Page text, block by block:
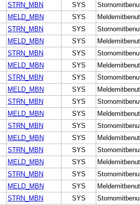
STRN_MBN SYS
MELD_MBN SYS
STRN_MBN SYS
MELD_MBN SYS
STRN_MBN SYS
MELD_MBN SYS
STRN_MBN SYS
MELD_MBN SYS
STRN_MBN SYS
MELD_MBN SYS
STRN_MBN SYS
MELD_MBN SYS
STRN_MBN SYS
MELD_MBN SYS
STRN_MBN SYS
MELD_MBN SYS
STRN_MBN SYS